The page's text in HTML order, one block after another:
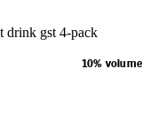
drink gst 4-pack
10%